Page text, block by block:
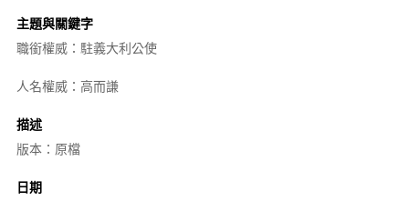
主題與關鍵字
職銜權威：駐義大利公使
人名權威：高而謙
描述
版本：原檔
日期